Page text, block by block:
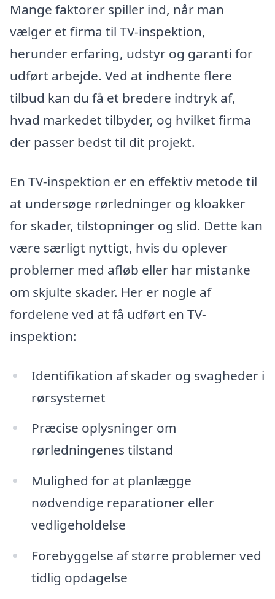
Mange faktorer spiller ind, når man
vælger et firma til TV-inspektion,
herunder erfaring, udstyr og garanti for
udført arbejde. Ved at indhente flere
tilbud kan du få et bredere indtryk af,
hvad markedet tilbyder, og hvilket firma
der passer bedst til dit projekt.
En TV-inspektion er en effektiv metode til
at undersøge rørledninger og kloakker
for skader, tilstopninger og slid. Dette kan
være særligt nyttigt, hvis du oplever
problemer med afløb eller har mistanke
om skjulte skader. Her er nogle af
fordelene ved at få udført en TV-
inspektion:
Identifikation af skader og svagheder i
rørsystemet
Præcise oplysninger om
rørledningenes tilstand
Mulighed for at planlægge
nødvendige reparationer eller
vedligeholdelse
Forebyggelse af større problemer ved
tidlig opdagelse